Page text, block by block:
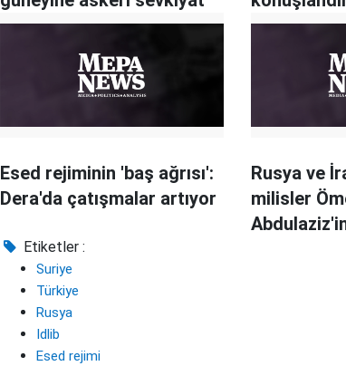
Esed rejiminin 'baş ağrısı':
Dera'da çatışmalar artıyor
Rusya ve
milisler
Etiketler :
Suriye
Türkiye
Rusya
Idlib
Esed rejimi